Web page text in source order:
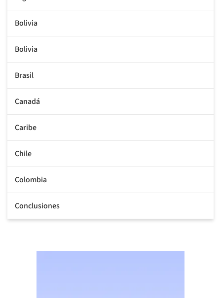
Bolivia
Bolivia
Brasil
Canadá
Caribe
Chile
Colombia
Conclusiones